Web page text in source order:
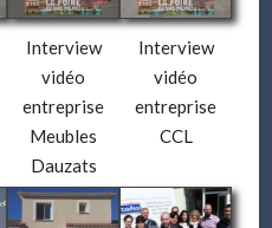
Interview
vidéo
entreprise
Meubles
Dauzats
Interview
vidéo
entreprise
CCL